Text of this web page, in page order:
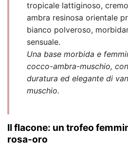
tropicale lattiginoso,
ambra resinosa orientale
bianco polveroso,
sensuale.
Una base morbida e
cocco-ambra-muschio,
duratura ed elegante di
muschio.
Il flacone: un trofeo
rosa-oro